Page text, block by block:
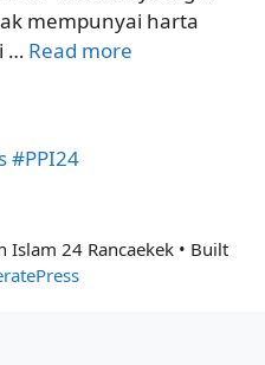
mempunyai harta
… Read more
#PPI24
Islam 24 Rancaekek• Built